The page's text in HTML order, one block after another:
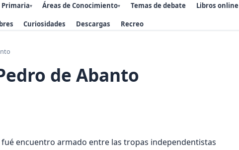
Primaria▾ Áreas de Conocimiento▾ Temas de debate Libros online
Curiosidades Descargas Recreo
de Abanto
fué encuentro armado entre las tropas independentistas